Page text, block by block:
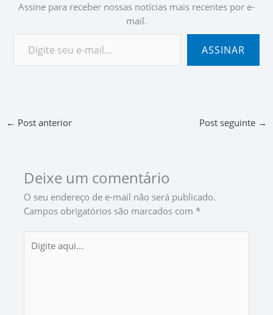
Assine para receber nossas notícias mais recentes por e-
mail.
ASSINAR
← Post anterior Post seguinte →
Deixe um comentário
O seu endereço de e-mail não será publicado.
Campos obrigatórios são marcados com *